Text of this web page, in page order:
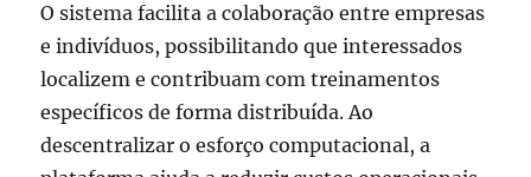
O sistema facilita a colaboração entre empresas
e indivíduos, possibilitando que interessados
localizem e contribuam com treinamentos
específicos de forma distribuída. Ao
descentralizar o esforço computacional, a